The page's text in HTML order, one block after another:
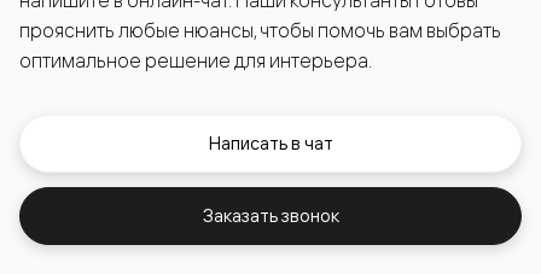
прояснить любые нюансы, чтобы помочь вам выбрать
оптимальное решение для интерьера.
Написать в чат
Заказать звонок